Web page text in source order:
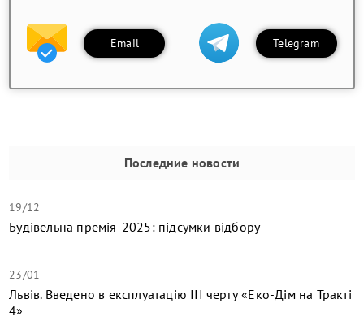
Email Telegram
Последние новости
19/12
Будівельна премія-2025: підсумки відбору
23/01
Львів. Введено в експлуатацію ІІІ чергу «Еко-Дім на Тракті
4»